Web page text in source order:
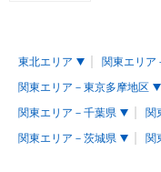
東北エリア
関東エリア
関東エリア－東京多摩地区
関東エリア－千葉県
関
関東エリア－茨城県
関